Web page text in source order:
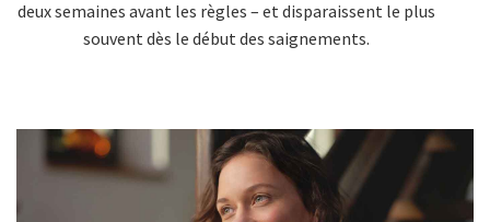
deux semaines avant les règles – et disparaissent le plus
souvent dès le début des saignements.